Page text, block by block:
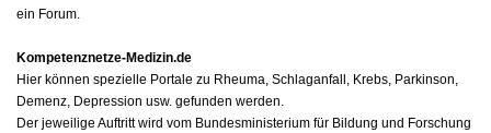
ein Forum.
Kompetenznetze-Medizin.de
Hier können spezielle Portale zu Rheuma, Schlaganfall, Krebs, Parkinson,
Demenz, Depression usw. gefunden werden.
Der jeweilige Auftritt wird vom Bundesministerium für Bildung und Forschung